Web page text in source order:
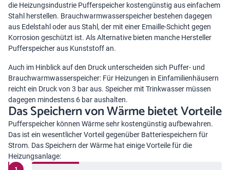
die Heizungsindustrie Pufferspeicher kostengünstig aus einfachem
Stahl herstellen. Brauchwarmwasserspeicher bestehen dagegen
aus Edelstahl oder aus Stahl, der mit einer Emaille-Schicht gegen
Korrosion geschützt ist. Als Alternative bieten manche Hersteller
Pufferspeicher aus Kunststoff an.
Auch im Hinblick auf den Druck unterscheiden sich Puffer- und
Brauchwarmwasserspeicher: Für Heizungen in Einfamilienhäusern
reicht ein Druck von 3 bar aus. Speicher mit Trinkwasser müssen
dagegen mindestens 6 bar aushalten.
Das Speichern von Wärme bietet Vorteile
Pufferspeicher können Wärme sehr kostengünstig aufbewahren.
Das ist ein wesentlicher Vorteil gegenüber Batteriespeichern für
Strom. Das Speichern der Wärme hat einige Vorteile für die
Heizungsanlage: